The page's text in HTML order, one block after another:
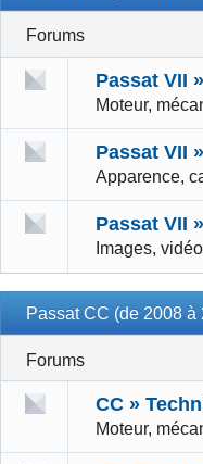
Forums
Passat VII
Moteur,
Passat VII
Apparence,
Passat VII
Images,
Passat CC (de 2008
Forums
CC »
Moteur,